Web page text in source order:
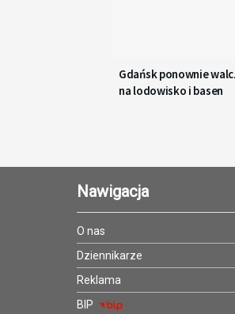
Gdańsk ponownie
na lodowisko i basen
Nawigacja
O nas
Dziennikarze
Reklama
BIP